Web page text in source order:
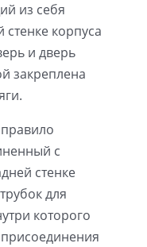
из себя
корпуса
и дверь
закреплена
с
стенке
для
которого